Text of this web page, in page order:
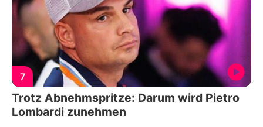
7
Trotz Abnehmspritze: Darum wird Pietro
Lombardi zunehmen